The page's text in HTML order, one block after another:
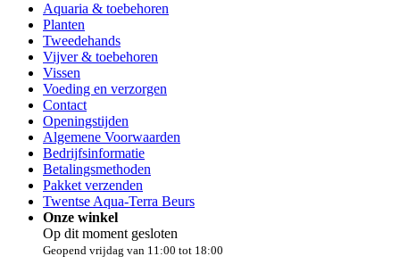
Aquaria & toebehoren
Planten
Tweedehands
Vijver & toebehoren
Vissen
Voeding en verzorgen
Contact
Openingstijden
Algemene Voorwaarden
Bedrijfsinformatie
Betalingsmethoden
Pakket verzenden
Twentse Aqua-Terra Beurs
Onze winkel
Op dit moment gesloten
Geopend vrijdag van 11:00 tot 18:00